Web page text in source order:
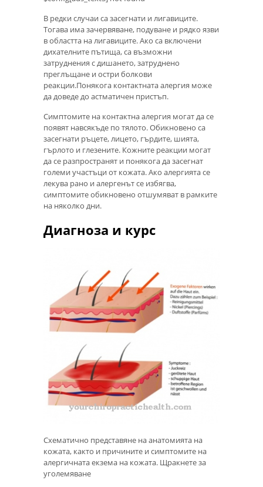
В редки случаи са засегнати и лигавиците.
Тогава има зачервяване, подуване и рядко язви
в областта на лигавиците. Ако са включени
дихателните пътища, са възможни
затруднения с дишането, затруднено
преглъщане и остри болкови
реакции.Понякога контактната алергия може
да доведе до астматичен пристъп.
Симптомите на контактна алергия могат да се
появят навсякъде по тялото. Обикновено са
засегнати ръцете, лицето, гърдите, шията,
гърлото и глезените. Кожните реакции могат
да се разпространят и понякога да засегнат
големи участъци от кожата. Ако алергията се
лекува рано и алергенът се избягва,
симптомите обикновено отшумяват в рамките
на няколко дни.
Диагноза и курс
Схематично представяне на анатомията на
кожата, както и причините и симптомите на
алергичната екзема на кожата. Щракнете за
уголемяване